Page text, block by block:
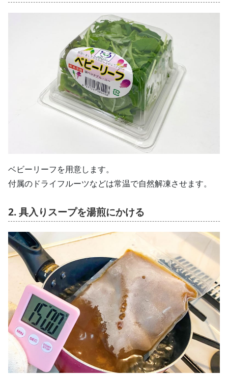
ベビーリーフを用意します。
付属のドライフルーツなどは常温で自然解凍させます。
2. 具入りスープを湯煎にかける